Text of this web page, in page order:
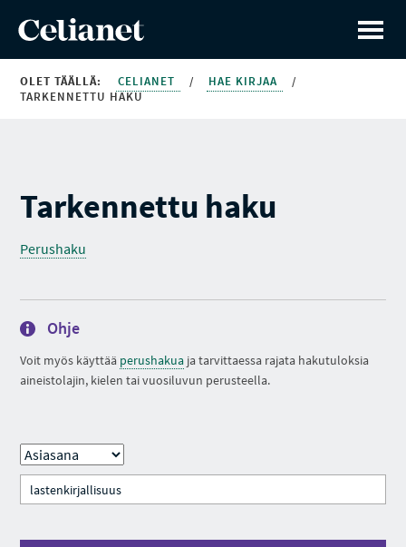
OLET TÄÄLLÄ: CELIANET / HAE KIRJAA
/
TARKENNETTU HAKU
Tarkennettu haku
Perushaku
Ohje
Voit myös käyttää perushakua ja tarvittaessa rajata hakutuloksia
aineistolajin, kielen tai vuosiluvun perusteella.